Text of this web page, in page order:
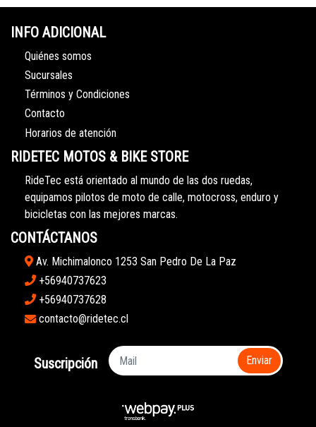
INFO ADICIONAL
Quiénes somos
Sucursales
Términos y Condiciones
Contacto
Horarios de atención
RIDETEC MOTOS & BIKE STORE
RideTec está orientado al mundo de las dos ruedas,
equipamos pilotos de moto de calle, motocross, enduro y
bicicletas con las mejores marcas.
CONTÁCTANOS
Av. Michimalonco 1253 San Pedro De La Paz
+56940737623
+56940737628
contacto@ridetec.cl
Suscripción Enviar